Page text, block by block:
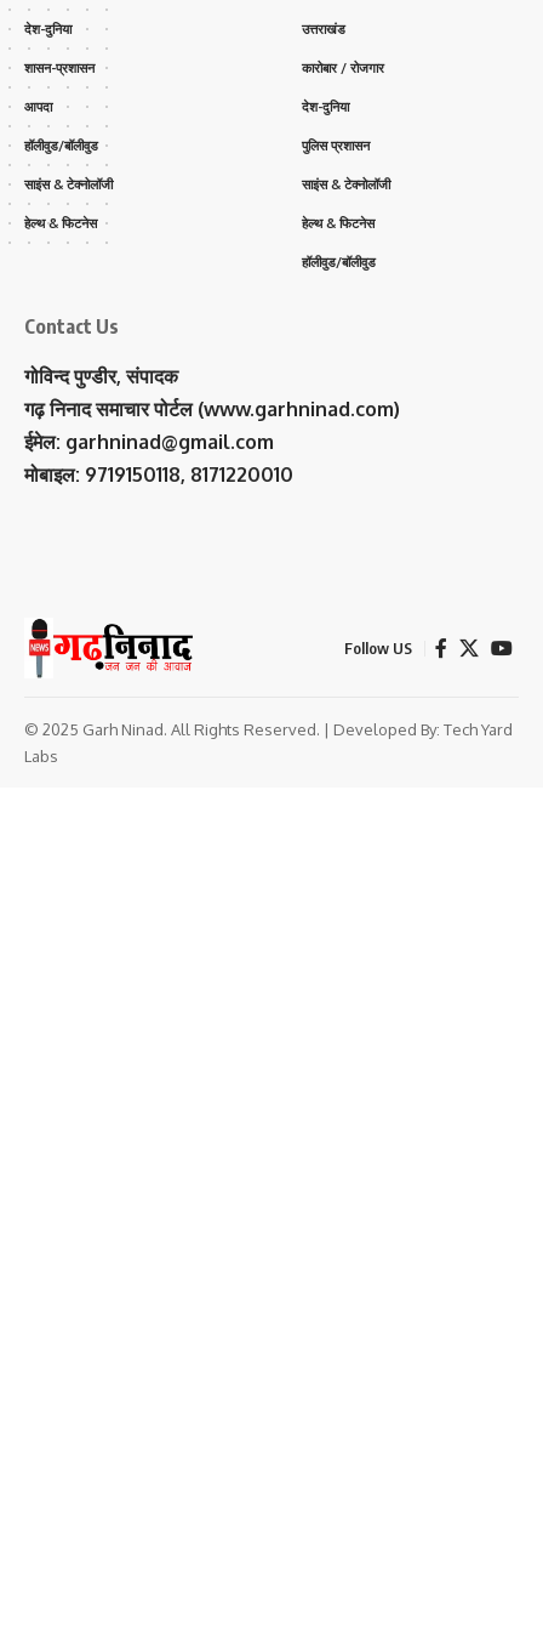
देश-दुनिया
शासन-प्रशासन
आपदा
हॉलीवुड/बॉलीवुड
साइंस & टेक्नोलॉजी
हेल्थ & फिटनेस
उत्तराखंड
कारोबार / रोजगार
देश-दुनिया
पुलिस प्रशासन
साइंस & टेक्नोलॉजी
हेल्थ & फिटनेस
हॉलीवुड/बॉलीवुड
Contact Us
गोविन्द पुण्डीर, संपादक
गढ़ निनाद समाचार पोर्टल (www.garhninad.com)
ईमेल: garhninad@gmail.com
मोबाइल: 9719150118, 8171220010
Follow US
© 2025 Garh Ninad. All Rights Reserved. | Developed By: Tech Yard
Labs